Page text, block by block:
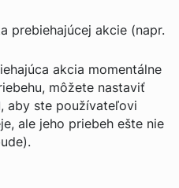
prebiehajúcej akcie (napr.
akcia momentálne
môžete nastaviť
, aby ste používateľovi
ale jeho priebeh ešte nie